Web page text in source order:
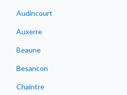
Audincourt
Auxerre
Beaune
Besancon
Chaintre